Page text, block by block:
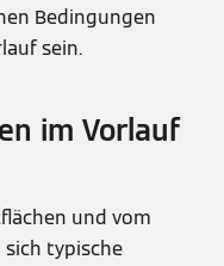
Bedingungen
sein.
im Vorlauf
und vom
typische